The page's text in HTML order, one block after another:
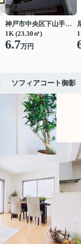
神戸市中央区下山手通７丁目
1K (23.30㎡)
6.7万円
ソフィアコート御影